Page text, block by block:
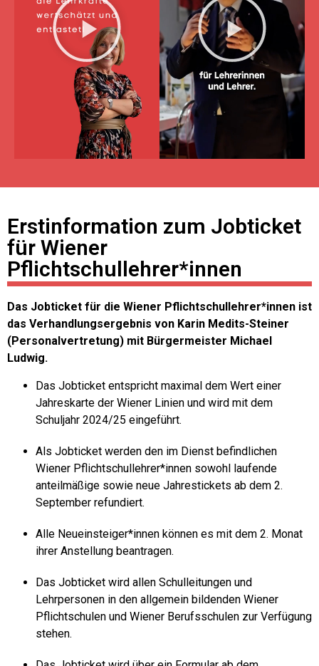
Erstinformation zum Jobticket
für Wiener
Pflichtschullehrer*innen
Das Jobticket für die Wiener Pflichtschullehrer*innen ist
das Verhandlungsergebnis von Karin Medits-Steiner
(Personalvertretung) mit Bürgermeister Michael
Ludwig.
Das Jobticket entspricht maximal dem Wert einer
Jahreskarte der Wiener Linien und wird mit dem
Schuljahr 2024/25 eingeführt.
Als Jobticket werden den im Dienst befindlichen
Wiener Pflichtschullehrer*innen sowohl laufende
anteilmäßige sowie neue Jahrestickets ab dem 2.
September refundiert.
Alle Neueinsteiger*innen können es mit dem 2. Monat
ihrer Anstellung beantragen.
Das Jobticket wird allen Schulleitungen und
Lehrpersonen in den allgemein bildenden Wiener
Pflichtschulen und Wiener Berufsschulen zur Verfügung
stehen.